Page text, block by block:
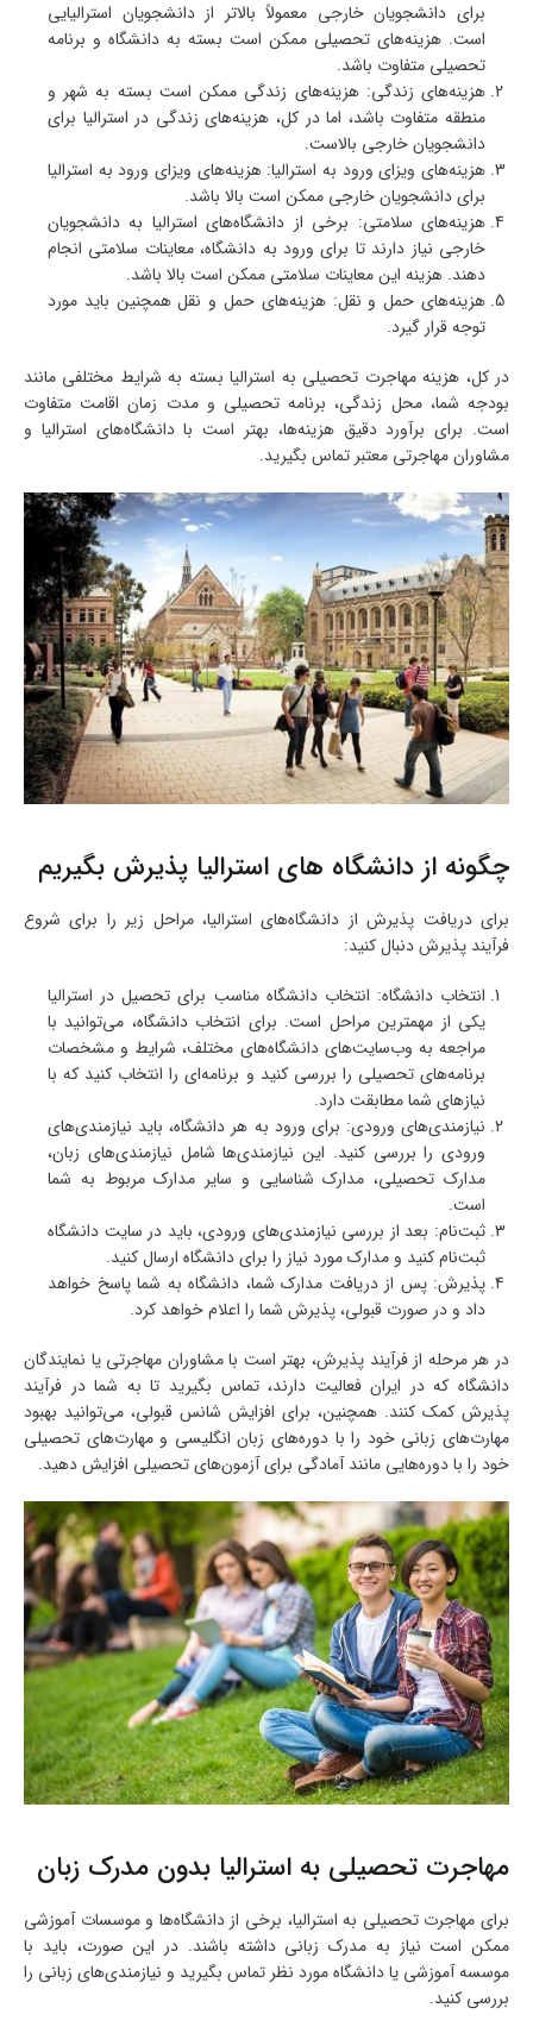
برای دانشجویان خارجی معمولاً بالاتر از دانشجویان استرالیایی
است. هزینه‌های تحصیلی ممکن است بسته به دانشگاه و برنامه
تحصیلی متفاوت باشد.
هزینه‌های زندگی: هزینه‌های زندگی ممکن است بسته به شهر و
منطقه متفاوت باشد، اما در کل، هزینه‌های زندگی در استرالیا برای
دانشجویان خارجی بالاست.
هزینه‌های ویزای ورود به استرالیا: هزینه‌های ویزای ورود به استرالیا
برای دانشجویان خارجی ممکن است بالا باشد.
هزینه‌های سلامتی: برخی از دانشگاه‌های استرالیا به دانشجویان
خارجی نیاز دارند تا برای ورود به دانشگاه، معاینات سلامتی انجام
دهند. هزینه این معاینات سلامتی ممکن است بالا باشد.
هزینه‌های حمل و نقل: هزینه‌های حمل و نقل همچنین باید مورد
توجه قرار گیرد.
در کل، هزینه مهاجرت تحصیلی به استرالیا بسته به شرایط مختلفی مانند
بودجه شما، محل زندگی، برنامه تحصیلی و مدت زمان اقامت متفاوت
است. برای برآورد دقیق هزینه‌ها، بهتر است با دانشگاه‌های استرالیا و
مشاوران مهاجرتی معتبر تماس بگیرید.
چگونه از دانشگاه های استرالیا پذیرش بگیریم
برای دریافت پذیرش از دانشگاه‌های استرالیا، مراحل زیر را برای شروع
فرآیند پذیرش دنبال کنید:
انتخاب دانشگاه: انتخاب دانشگاه مناسب برای تحصیل در استرالیا
یکی از مهمترین مراحل است. برای انتخاب دانشگاه، می‌توانید با
مراجعه به وب‌سایت‌های دانشگاه‌های مختلف، شرایط و مشخصات
برنامه‌های تحصیلی را بررسی کنید و برنامه‌ای را انتخاب کنید که با
نیازهای شما مطابقت دارد.
نیازمندی‌های ورودی: برای ورود به هر دانشگاه، باید نیازمندی‌های
ورودی را بررسی کنید. این نیازمندی‌ها شامل نیازمندی‌های زبان،
مدارک تحصیلی، مدارک شناسایی و سایر مدارک مربوط به شما
است.
ثبت‌نام: بعد از بررسی نیازمندی‌های ورودی، باید در سایت دانشگاه
ثبت‌نام کنید و مدارک مورد نیاز را برای دانشگاه ارسال کنید.
پذیرش: پس از دریافت مدارک شما، دانشگاه به شما پاسخ خواهد
داد و در صورت قبولی، پذیرش شما را اعلام خواهد کرد.
در هر مرحله از فرآیند پذیرش، بهتر است با مشاوران مهاجرتی یا نمایندگان
دانشگاه که در ایران فعالیت دارند، تماس بگیرید تا به شما در فرآیند
پذیرش کمک کنند. همچنین، برای افزایش شانس قبولی، می‌توانید بهبود
مهارت‌های زبانی خود را با دوره‌های زبان انگلیسی و مهارت‌های تحصیلی
خود را با دوره‌هایی مانند آمادگی برای آزمون‌های تحصیلی افزایش دهید.
مهاجرت تحصیلی به استرالیا بدون مدرک زبان
برای مهاجرت تحصیلی به استرالیا، برخی از دانشگاه‌ها و موسسات آموزشی
ممکن است نیاز به مدرک زبانی داشته باشند. در این صورت، باید با
موسسه آموزشی یا دانشگاه مورد نظر تماس بگیرید و نیازمندی‌های زبانی را
بررسی کنید.